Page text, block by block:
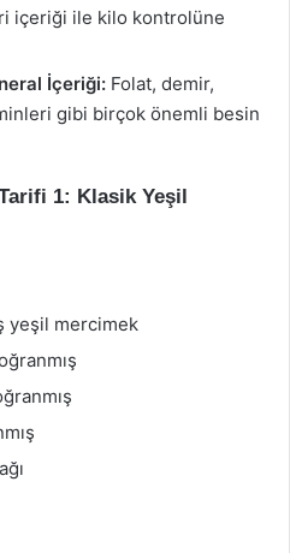
içeriği ile kilo kontrolüne
İçeriği: Folat, demir,
gibi birçok önemli besin
1: Klasik Yeşil
yeşil mercimek